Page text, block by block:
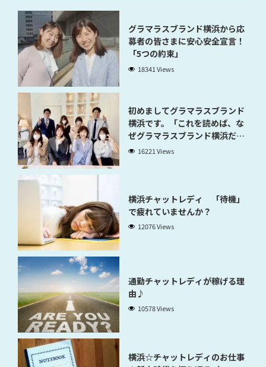
グラマラスブランド横浜から応
募者の皆さまに安心安全宣言！
「5つの約束」
18341 Views
初めましてグラマラスブランド
横浜です。「これを読めば、な
ぜグラマラスブランド横浜だと
稼げるのかが分かります」
16221 Views
横浜チャットレディ 「待機」
で疲れていませんか？
12076 Views
通勤チャットレディが稼げる理
由♪
10578 Views
横浜☆チャットレディのお仕事